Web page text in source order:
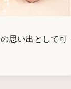
思い出として可